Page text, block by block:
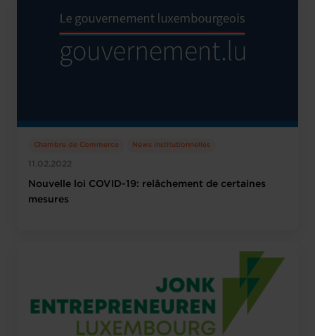
11.02.2022
Chambre de Commerce News institutionnelles
Nouvelle loi COVID-19: relâchement de certaines
mesures